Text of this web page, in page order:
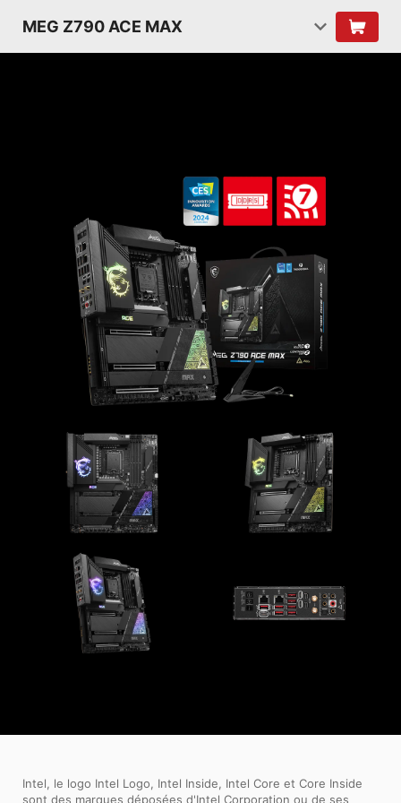
MEG Z790 ACE MAX
Intel, le logo Intel Logo, Intel Inside, Intel Core et Core Inside
sont des marques déposées d'Intel Corporation ou de ses